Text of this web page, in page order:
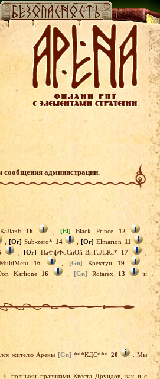
сообщения администрации.
16 [El] Black Prince 12
,[Or] Sub-zero* 14 ,[Or] Elmarion 11
,
,[Or] ПаФфФоСнОй-ВиТаЛьКа* 17
,
16 , [Gn] Крехтун 19
,
Karlione 16 [Gn] Rotarex 13
и
жителю Арены [Gn] ***КДС*** 20
. Мы
С полными правилами Квеста Друидов, как и с